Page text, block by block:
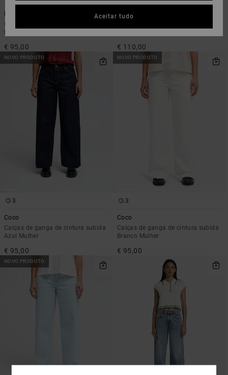
Calças de ganga de perna larga
€ 95,00
Dani Miller High Waisted
€ 110,00
NOVO PRODUTO
3
Coco
Calças de ganga de cintura subida
Azul Mulher
€ 95,00
NOVO PRODUTO
3
Coco
Calças de ganga de cintura subida
Branco Mulher
€ 95,00
NOVO PRODUTO
Aceitar tudo